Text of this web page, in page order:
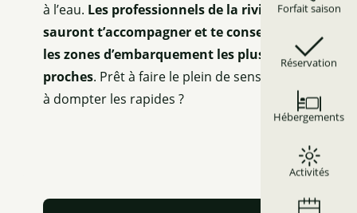
Forfait saison
Réservation
Hébergements
Activités
à l’eau. Les professionnels de la rivière
sauront t’accompagner et te conseiller sur
les zones d’embarquement les plus
proches. Prêt à faire le plein de sensations et
à dompter les rapides ?